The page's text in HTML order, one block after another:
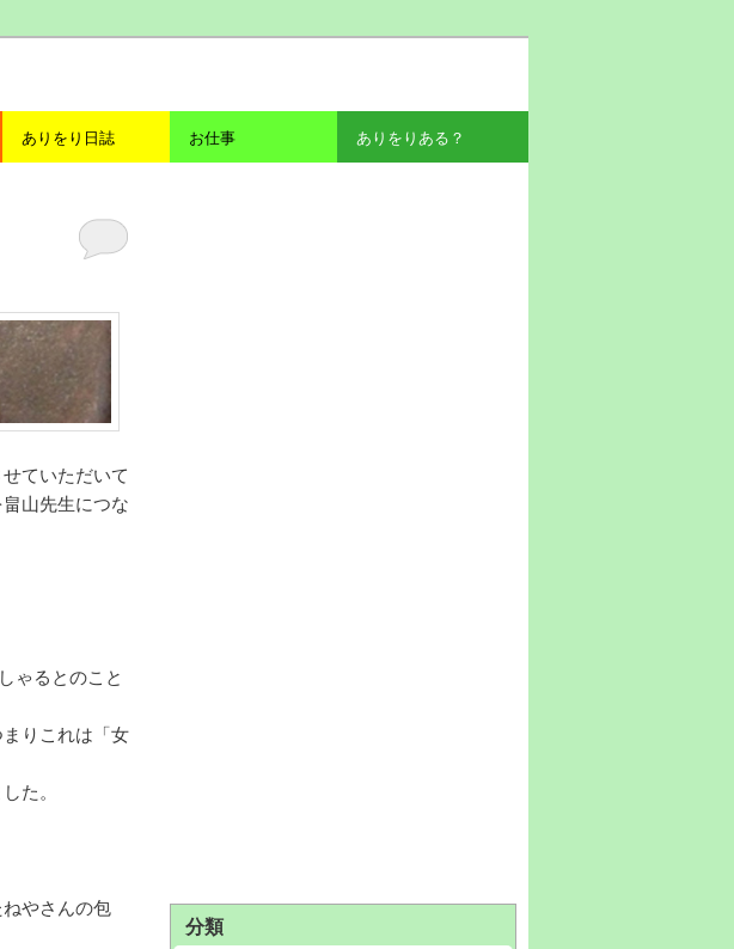
ありをり日誌 お仕事 ありをりある？
ていただいて
山先生につな
ゃるとのこと
りこれは「女
た。
やさんの包
分類